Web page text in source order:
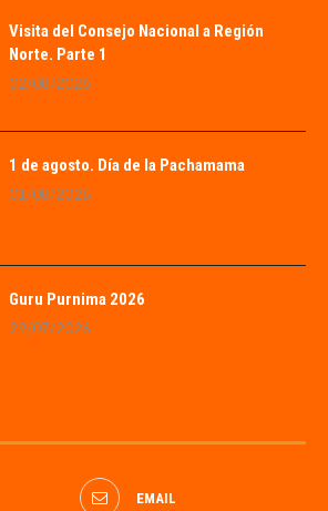
Visita del Consejo Nacional a Región
Norte. Parte 1
02/08/2026
1 de agosto. Día de la Pachamama
01/08/2026
Guru Purnima 2026
29/07/2026
EMAIL